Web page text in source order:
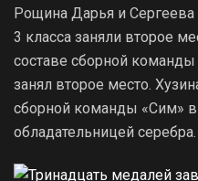
Рощина Дарья и Сергеева
3 класса заняли второе
составе сборной
занял второе место.
сборной команды «Сим» в
обладательницей серебра.